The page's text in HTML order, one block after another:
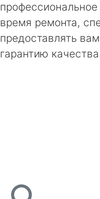
время ремонта,
предоставлять
гарантию